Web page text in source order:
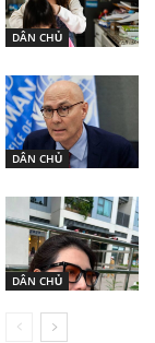
DÂN CHỦ
DÂN CHỦ
DÂN CHỦ